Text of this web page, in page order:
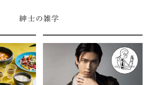
紳士の雑学